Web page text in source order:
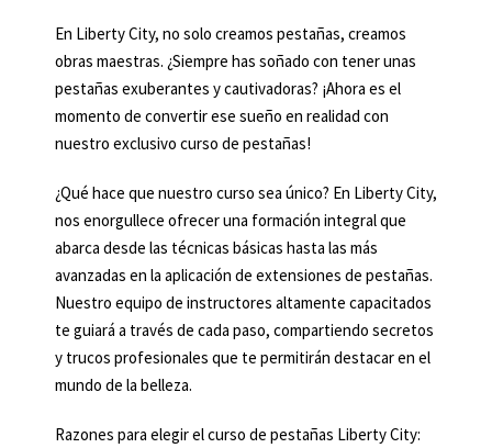
En Liberty City, no solo creamos pestañas, creamos
obras maestras. ¿Siempre has soñado con tener unas
pestañas exuberantes y cautivadoras? ¡Ahora es el
momento de convertir ese sueño en realidad con
nuestro exclusivo curso de pestañas!
¿Qué hace que nuestro curso sea único? En Liberty City,
nos enorgullece ofrecer una formación integral que
abarca desde las técnicas básicas hasta las más
avanzadas en la aplicación de extensiones de pestañas.
Nuestro equipo de instructores altamente capacitados
te guiará a través de cada paso, compartiendo secretos
y trucos profesionales que te permitirán destacar en el
mundo de la belleza.
Razones para elegir el curso de pestañas Liberty City: